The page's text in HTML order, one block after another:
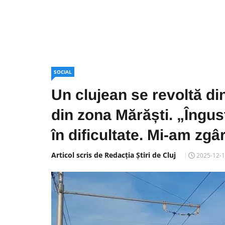
SOCIAL
Un clujean se revoltă
din zona Mărăști.
în dificultate. Mi-am
Articol scris de Redacția Știri de Cluj 2025-12-